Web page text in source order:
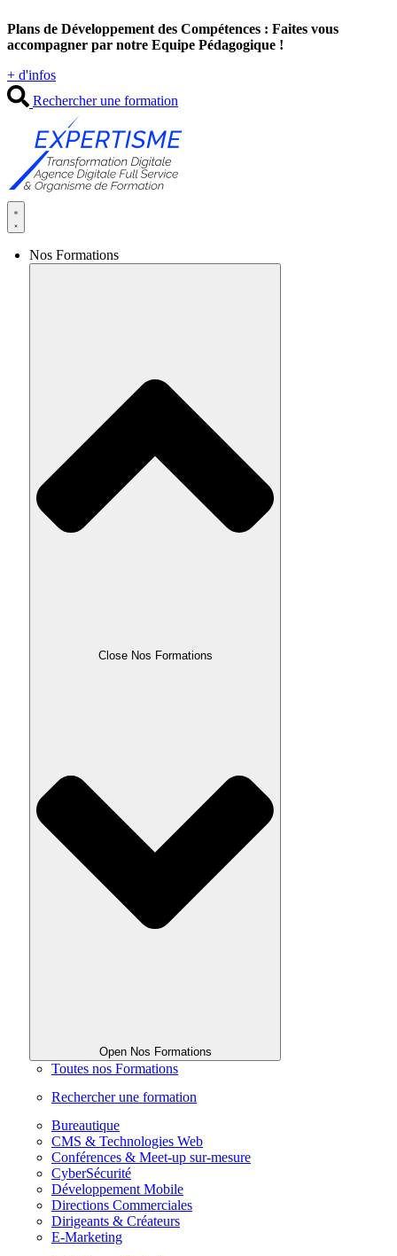
au
contenu
Plans de Développement des Compétences : Faites vous
accompagner par notre Equipe Pédagogique !
+ d'infos
Rechercher une formation
Nos Formations
Close Nos Formations
Open Nos Formations
Toutes nos Formations
Rechercher une formation
Bureautique
CMS & Technologies Web
Conférences & Meet-up sur-mesure
CyberSécurité
Développement Mobile
Directions Commerciales
Dirigeants & Créateurs
E-Marketing